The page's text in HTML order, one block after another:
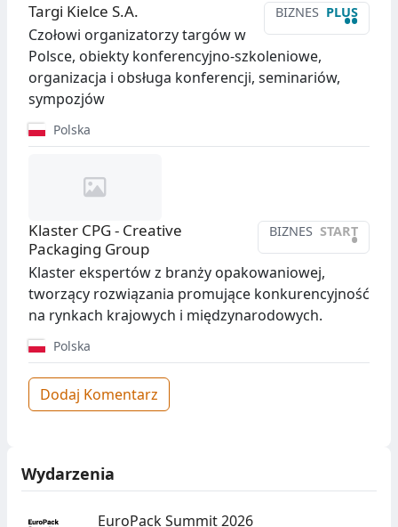
BIZNES PLUS
••
Targi Kielce S.A.
Czołowi organizatorzy targów w
Polsce, obiekty konferencyjno-szkoleniowe,
organizacja i obsługa konferencji, seminariów,
sympozjów
Polska
BIZNES START
•
Klaster CPG - Creative
Packaging Group
Klaster ekspertów z branży opakowaniowej,
tworzący rozwiązania promujące konkurencyjność
na rynkach krajowych i międzynarodowych.
Polska
Dodaj Komentarz
Wydarzenia
EuroPack Summit 2026